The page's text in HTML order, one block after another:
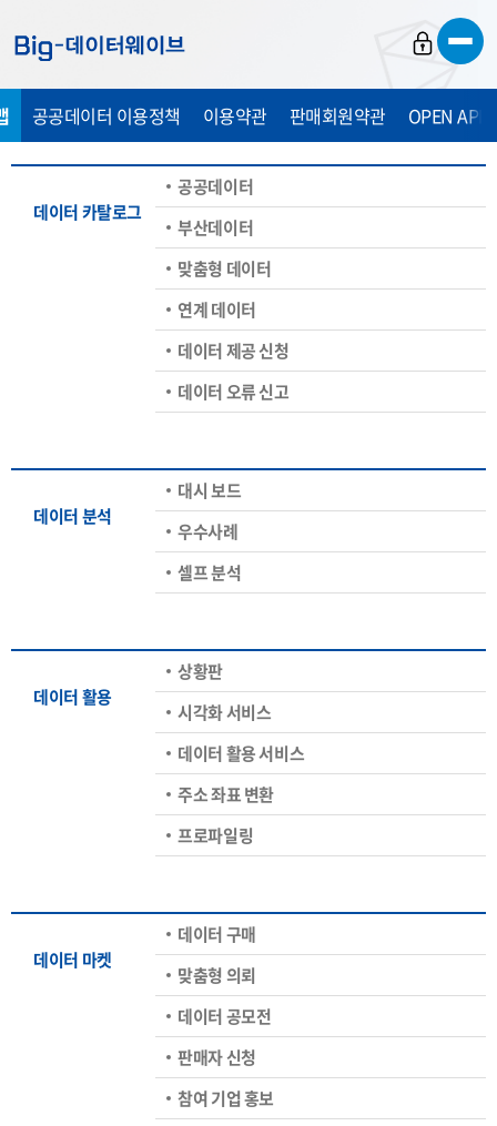
가
기
가
기
가
기
공공데이터 이용정책 이용약관 판매회원약관 OPEN API
데이터 카탈로그
공공데이터
부산데이터
맞춤형 데이터
연계 데이터
데이터 제공 신청
데이터 오류 신고
데이터 분석
대시 보드
우수사례
셀프 분석
데이터 활용
상황판
시각화 서비스
데이터 활용 서비스
주소 좌표 변환
프로파일링
데이터 마켓
데이터 구매
맞춤형 의뢰
데이터 공모전
판매자 신청
참여 기업 홍보